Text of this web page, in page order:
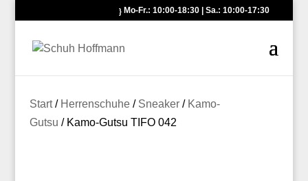
Mo-Fr.: 10:00-18:30 | Sa.: 10:00-17:30
Start/ Herrenschuhe/ Sneaker/ Kamo-
Gutsu / Kamo-Gutsu TIFO 042